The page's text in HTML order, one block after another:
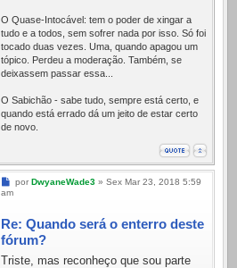
O Quase-Intocável: tem o poder de xingar a
tudo e a todos, sem sofrer nada por isso. Só foi
tocado duas vezes. Uma, quando apagou um
tópico. Perdeu a moderação. Também, se
deixassem passar essa...
O Sabichão - sabe tudo, sempre está certo, e
quando está errado dá um jeito de estar certo
de novo.
Mensagem
por DwyaneWade3» Sex Mar 23, 2018 5:59
am
Re: Quando será o enterro deste
fórum?
Triste, mas reconheço que sou parte